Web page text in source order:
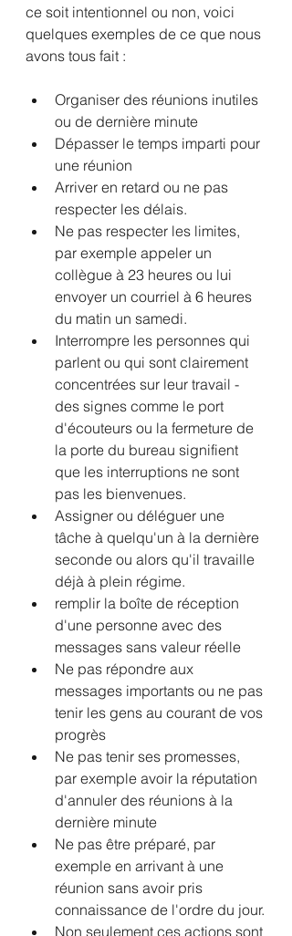
ce soit intentionnel ou non, voici
quelques exemples de ce que nous
avons tous fait :
Organiser des réunions inutiles
ou de dernière minute
Dépasser le temps imparti pour
une réunion
Arriver en retard ou ne pas
respecter les délais.
Ne pas respecter les limites,
par exemple appeler un
collègue à 23 heures ou lui
envoyer un courriel à 6 heures
du matin un samedi.
Interrompre les personnes qui
parlent ou qui sont clairement
concentrées sur leur travail -
des signes comme le port
d'écouteurs ou la fermeture de
la porte du bureau signifient
que les interruptions ne sont
pas les bienvenues.
Assigner ou déléguer une
tâche à quelqu'un à la dernière
seconde ou alors qu'il travaille
déjà à plein régime.
remplir la boîte de réception
d'une personne avec des
messages sans valeur réelle
Ne pas répondre aux
messages importants ou ne pas
tenir les gens au courant de vos
progrès
Ne pas tenir ses promesses,
par exemple avoir la réputation
d'annuler des réunions à la
dernière minute
Ne pas être préparé, par
exemple en arrivant à une
réunion sans avoir pris
connaissance de l'ordre du jour.
Non seulement ces actions sont